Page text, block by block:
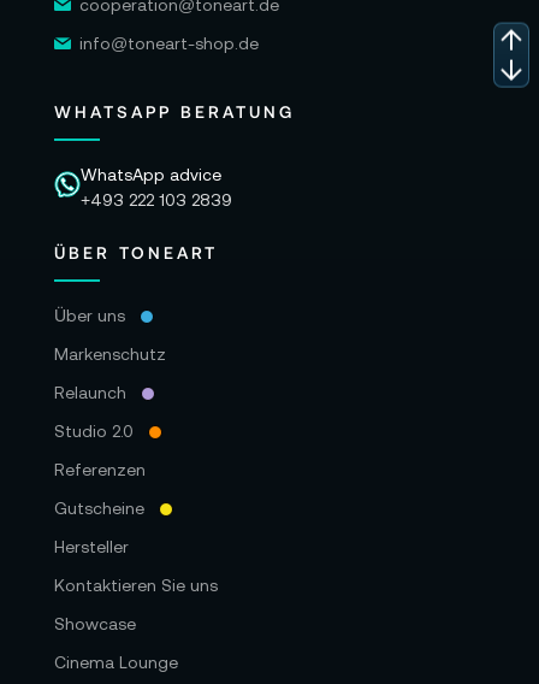
cooperation@toneart.de
info@toneart-shop.de
WHATSAPP BERATUNG
WhatsApp advice
+493 222 103 2839
ÜBER TONEART
Über uns
Markenschutz
Relaunch
Studio 2.0
Referenzen
Gutscheine
Hersteller
Kontaktieren Sie uns
Showcase
Cinema Lounge